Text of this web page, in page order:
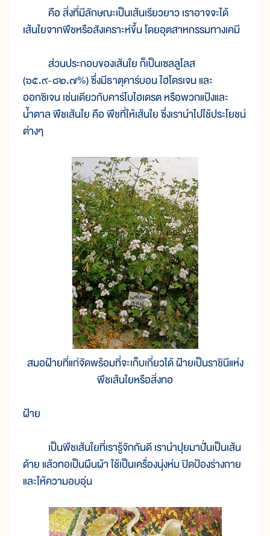
คือ สิ่งที่มีลักษณะเป็นเส้นเรียวยาว เราอาจจะได้
เส้นใยจากพืชหรือสังเคราะห์ขึ้น โดยอุตสาหกรรมทางเคมี
ส่วนประกอบของเส้นใย ก็เป็นเซลลูโลส
(๖๕.๙-๘๒.๗%) ซึ่งมีธาตุคาร์บอน ไฮโดรเจน และ
ออกซิเจน เช่นเดียวกับคาร์โบไฮเดรต หรือพวกแป้งและ
น้ำตาล พืชเส้นใย คือ พืชที่ให้เส้นใย ซึ่งเรานำไปใช้ประโยชน์
ต่างๆ
สมอฝ้ายที่แก่จัดพร้อมที่จะเก็บเกี่ยวได้ ฝ้ายเป็นราชินีแห่ง
พืชเส้นใยหรือสิ่งทอ
ฝ้าย
เป็นพืชเส้นใยที่เรารู้จักกันดี เรานำปุยมาปั่นเป็นเส้น
ด้าย แล้วทอเป็นผืนผ้า ใช้เป็นเครื่องนุ่งห่ม ปิดป้องร่างกาย
และให้ความอบอุ่น